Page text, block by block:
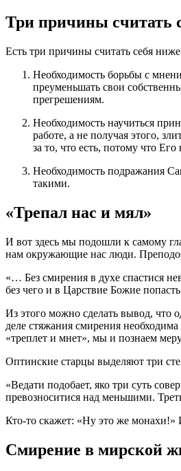
Три причины считать
Есть три причины считать себя
Необходимость борьбы с
преуменьшать свои
прегрешениям.
Необходимость научиться
работе, а не получая этого,
за то, что есть, потому что
Необходимость подражания
такими.
«Трепал нас и мял»
И вот здесь мы подошли к самому
нам окружающие нас люди.
«… Без смирения в духе спастися
без чего и в Царствие Божие
Из этого можно сделать вывод, что
деле стяжания смирения необходима
«треплет и мнет», мы и познаем
Оптинские старцы выделяют три
«Ведати подобает, яко три суть
превозноситися над меньшими.
Кто-то скажет: «Ну это же монахи!»
Смирение в мирской